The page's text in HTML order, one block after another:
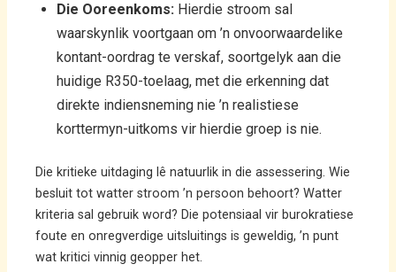
Die Ooreenkoms: Hierdie stroom sal
waarskynlik voortgaan om ’n onvoorwaardelike
kontant-oordrag te verskaf, soortgelyk aan die
huidige R350-toelaag, met die erkenning dat
direkte indiensneming nie ’n realistiese
korttermyn-uitkoms vir hierdie groep is nie.
Die kritieke uitdaging lê natuurlik in die assessering. Wie
besluit tot watter stroom ’n persoon behoort? Watter
kriteria sal gebruik word? Die potensiaal vir burokratiese
foute en onregverdige uitsluitings is geweldig, ’n punt
wat kritici vinnig geopper het.